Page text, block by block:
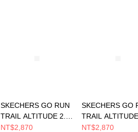
SKECHERS GO RUN
TRAIL ALTITUDE 2.0
女 跑步鞋
NT$2,870
SKECHERS GO
TRAIL
女 跑步鞋
NT$2,870